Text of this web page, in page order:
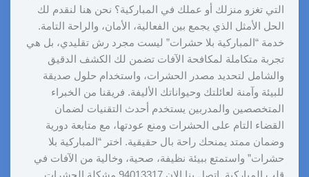
التي تغزو منزلك أو عملك في المباركية؟ نحن هنا لنقدم لك
الحل الأمثل الذي يجمع بين الفعالية، الأمان، والراحة التامة.
خدمة “المباركية بلا حشرات” ليست مجرد رش تقليدي، بل هي
تجربة متكاملة لمكافحة الآفات تضمن لك الكشف الدقيق
والشامل لتحديد مصدر الحشرات، واستخدام حلول صديقة
للبيئة وآمنة لعائلتك وحيواناتك الأليفة. فريقنا من الخبراء
المتخصصين والمدربين يستخدم أحدث التقنيات لضمان
القضاء التام على الحشرات ومنع عودتها، مع متابعة دورية
وضمان ممتد يمنحك راحة بال حقيقية. اختر “المباركية بلا
حشرات” واستمتع ببيئة نظيفة، صحية، وخالية من الآفات في